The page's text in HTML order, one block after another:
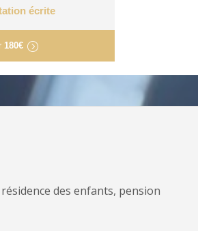
écrite
180€
des enfants, pension